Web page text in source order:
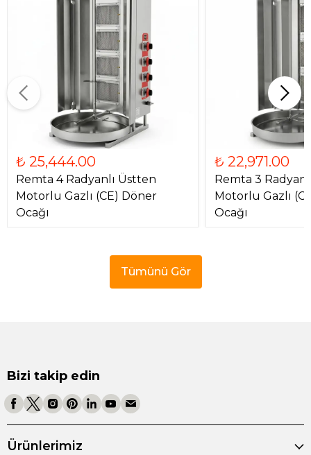
₺ 25,444.00
Remta 4 Radyanlı Üstten
Motorlu Gazlı (CE) Döner
Ocağı
₺ 22,971.00
Remta 3
Motorlu Gazlı
Ocağı
Tümünü Gör
Bizi takip edin
Ürünlerimiz